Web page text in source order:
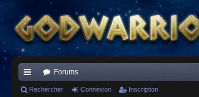
ac
Forums
Rechercher Connexion Inscription